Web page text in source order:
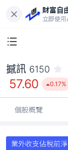
財富自
立即使用
撼訊 6150
57.60 0.17%
個股概覽
業外收支佔稅前